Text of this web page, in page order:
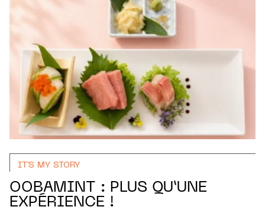
IT'S MY STORY
OOBAMINT : PLUS QU’UNE
EXPÉRIENCE !